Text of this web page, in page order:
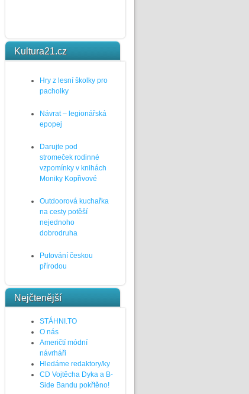
Kultura21.cz
Hry z lesní školky pro
pacholky
Návrat – legionářská
epopej
Darujte pod
stromeček rodinné
vzpomínky v knihách
Moniky Kopřivové
Outdoorová kuchařka
na cesty potěší
nejednoho
dobrodruha
Putování českou
přírodou
Nejčtenější
STÁHNI.TO
O nás
Američtí módní
návrháři
Hledáme redaktory/ky
CD Vojtěcha Dyka a B-
Side Bandu pokřtěno!